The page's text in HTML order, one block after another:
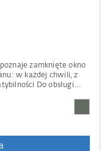
zamknięte okno
w każdej chwili, z
również